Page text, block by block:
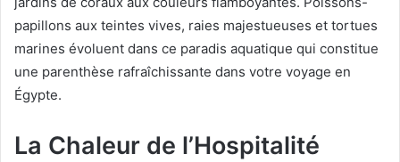
papillons aux teintes vives, raies majestueuses et tortues
marines évoluent dans ce paradis aquatique qui constitue
une parenthèse rafraîchissante dans votre voyage en
Égypte.
La Chaleur de l’Hospitalité